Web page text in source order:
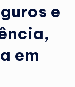
e
em